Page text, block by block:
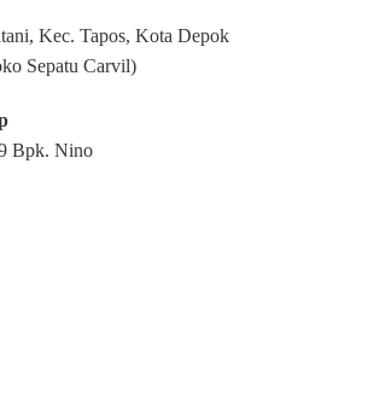
Kec. Tapos, Kota Depok
Sepatu Carvil)
Bpk. Nino